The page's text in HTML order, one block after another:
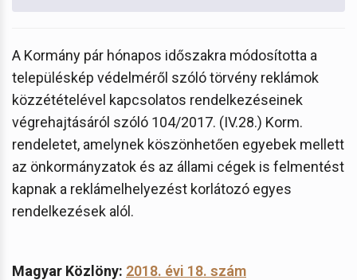
A Kormány pár hónapos időszakra módosította a
településkép védelméről szóló törvény reklámok
közzétételével kapcsolatos rendelkezéseinek
végrehajtásáról szóló 104/2017. (IV.28.) Korm.
rendeletet, amelynek köszönhetően egyebek mellett
az önkormányzatok és az állami cégek is felmentést
kapnak a reklámelhelyezést korlátozó egyes
rendelkezések alól.
Magyar Közlöny: 2018. évi 18. szám